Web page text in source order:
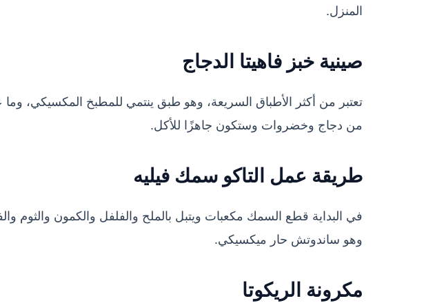
المنزل.
صينية خبز فاهيتا الدجاج
تعتبر من أكثر الأطباق السريعة، وهو طبق ينتمي للمطبخ المكسيكي،
من دجاج وخضروات وستكون جاهزًا للأكل.
طريقة عمل التاكو سمك فيليه
وهو ساندوتش حار ميكسيكي.
مكرونة الريكوتا